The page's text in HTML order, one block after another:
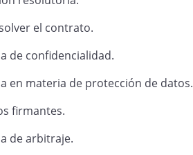
el contrato.
de confidencialidad.
en materia de protección de datos.
firmantes.
de arbitraje.